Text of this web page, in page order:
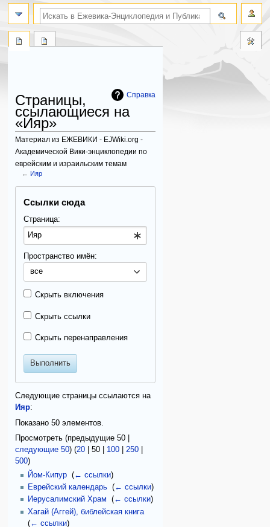
Справка
Страницы,
ссылающиеся на
«Ияр»
Материал из ЕЖЕВИКИ - EJWiki.org -
Академической Вики-энциклопедии по
еврейским и израильским темам
←Ияр
Ссылки сюда
Страница:
Пространство имён:
все
Скрыть включения
Скрыть ссылки
Скрыть перенаправления
Выполнить
Следующие страницы ссылаются на
Ияр:
Показано 50 элементов.
Просмотреть (предыдущие 50
следующие 50) (20 |50 100 |250
500)
Йом-Кипур‎ (← ссылки)
Еврейский календарь‎ (← ссылки)
Иерусалимский Храм
(← ссылки)
Хагай (Аггей), библейская книга‎
(← ссылки)
поиск по словам